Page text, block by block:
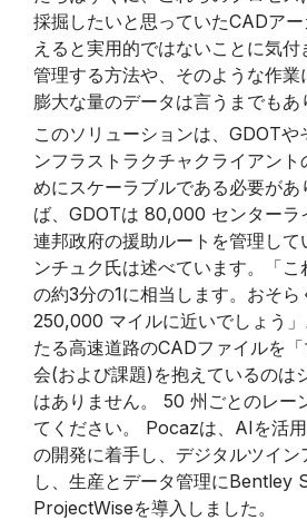
採掘したいと思っていたCADア
えると実用的ではないことに気
管理する方法や、そのような作業
膨大な量のデータは言うまでもあ
このソリューションは、GDOTや
ンフラストラクチャクライアン
めにスケーラブルである必要があ
ば、GDOTは 80,000 センターラ
連邦政府の援助ルートを管理して
ンチュク氏は述べています。「
の約3分の1に相当します。おそら
250,000 マイルに近いでしょう
たる高速道路のCADファイルを
会(および課題)を抱えているのは
はありません。 50 州ごとのレー
てください。 Pocazは、AIを活
の開発に着手し、デジタルツイン
し、生産とデータ管理にBentley
ProjectWiseを導入しました。